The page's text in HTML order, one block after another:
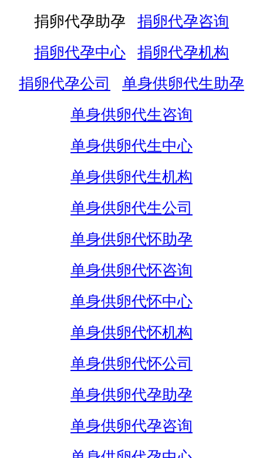
捐卵代孕助孕
捐卵代孕咨询
捐卵代孕中心
捐卵代孕机构
捐卵代孕公司
单身供卵代生助孕
单身供卵代生咨询
单身供卵代生中心
单身供卵代生机构
单身供卵代生公司
单身供卵代怀助孕
单身供卵代怀咨询
单身供卵代怀中心
单身供卵代怀机构
单身供卵代怀公司
单身供卵代孕助孕
单身供卵代孕咨询